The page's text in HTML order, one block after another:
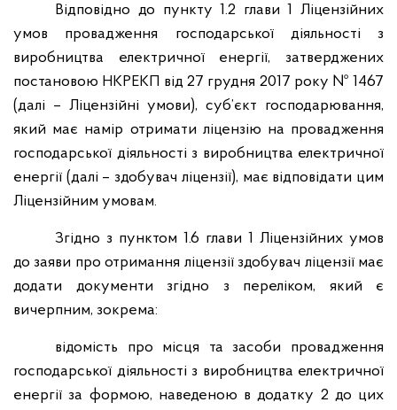
Відповідно до пункту 1.2 глави 1Ліцензійних
умов провадження господарської діяльності з
виробництва електричної енергії,затверджених
постановою НКРЕКП від 27 грудня 2017 року № 1467
(далі – Ліцензійні умови), суб’єкт господарювання,
який має намір отримати ліцензію на провадження
господарської діяльності з виробництва електричної
енергії (далі –здобувач ліцензії), має відповідати цим
Ліцензійним умовам.
Згідно з пунктом 1.6 глави 1 Ліцензійних умов
до заяви про отримання ліцензії здобувач ліцензії має
додати документи згідно з переліком, який є
вичерпним, зокрема:
відомість про місця та засоби провадження
господарської діяльності з виробництва електричної
енергії за формою, наведеною в додатку 2 до цих